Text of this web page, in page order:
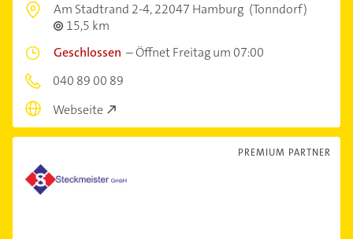
Am Stadtrand 2-4,22047 Hamburg (Tonndorf)
15,5 km
Geschlossen –Öffnet Freitag um 07:00
040 89 00 89
Webseite
PREMIUM PARTNER